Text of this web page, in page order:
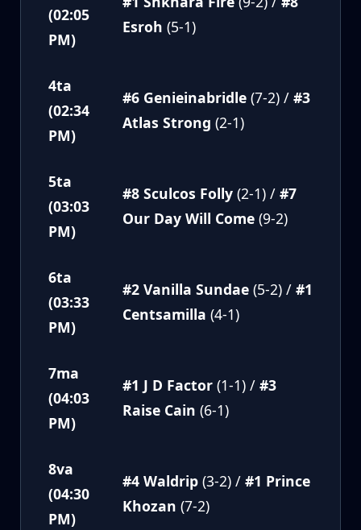
(02:05
PM)
Esroh (5-1)
4ta
(02:34
PM)
#6 Genieinabridle (7-2) / #3
Atlas Strong (2-1)
5ta
(03:03
PM)
#8 Sculcos Folly (2-1) / #7
Our Day Will Come (9-2)
6ta
(03:33
PM)
#2 Vanilla Sundae (5-2) / #1
Centsamilla (4-1)
7ma
(04:03
PM)
#1 J D Factor (1-1) / #3
Raise Cain (6-1)
8va
(04:30
PM)
#4 Waldrip (3-2) / #1 Prince
Khozan (7-2)